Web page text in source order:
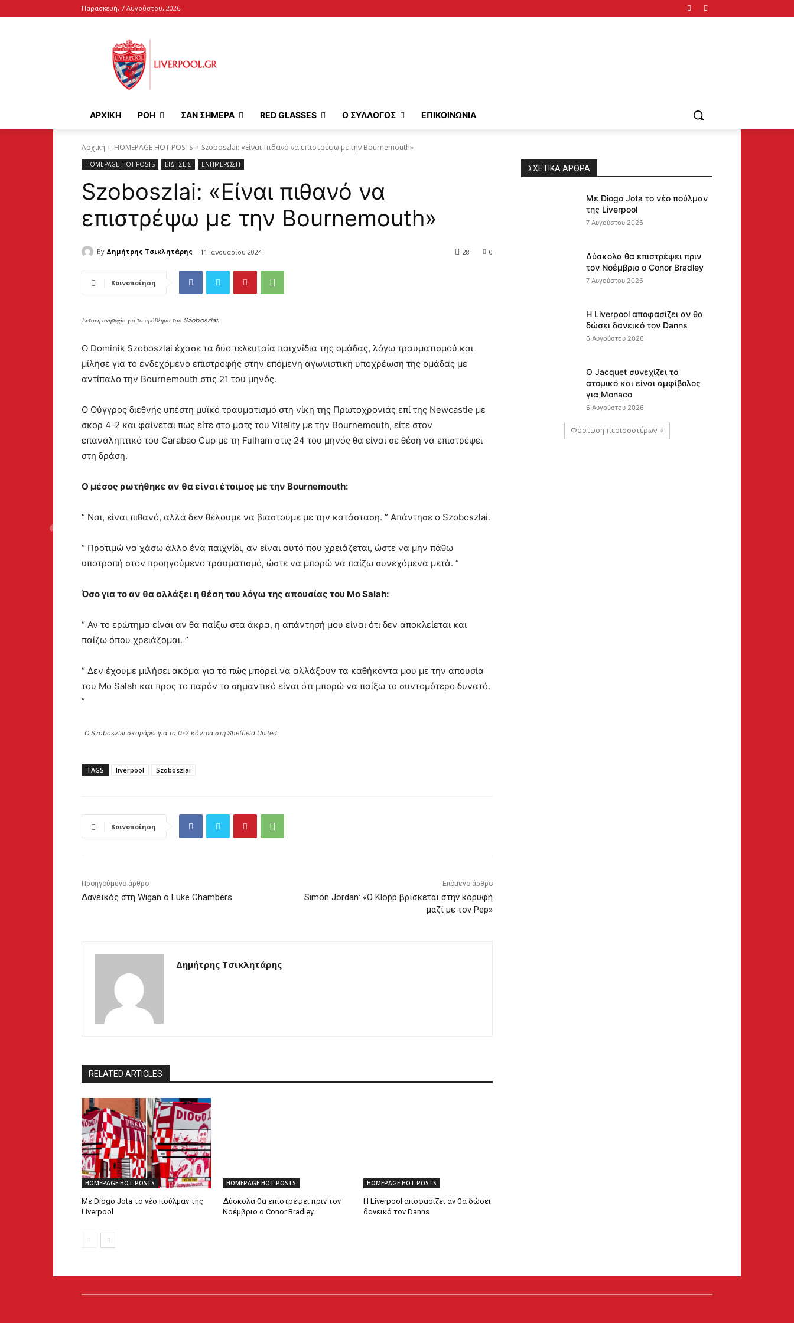
Παρασκευή, 7 Αυγούστου, 2026
ΑΡΧΙΚΉ ΡΟΗ ΣΑΝ ΣΗΜΕΡΑ RED GLASSES Ο ΣΥΛΛΟΓΟΣ ΕΠΙΚΟΙΝΩΝΙΑ
Αρχική HOMEPAGE HOT POSTS Szoboszlai: «Είναι πιθανό να επιστρέψω με την Bournemouth»
HOMEPAGE HOT POSTS ΕΙΔΗΣΕΙΣ ΕΝΗΜΕΡΩΣΗ
Szoboszlai: «Είναι πιθανό να
επιστρέψω με την Bournemouth»
By Δημήτρης Τσικλητάρης 11 Ιανουαρίου 2024 0
28
Κοινοποίηση
Έντονη ανησυχία για το πρόβλημα του Szoboszlai.
Ο Dominik Szoboszlai έχασε τα δύο τελευταία παιχνίδια της ομάδας, λόγω τραυματισμού και
μίλησε για το ενδεχόμενο επιστροφής στην επόμενη αγωνιστική υποχρέωση της ομάδας με
αντίπαλο την Bournemouth στις 21 του μηνός.
Ο Ούγγρος διεθνής υπέστη μυϊκό τραυματισμό στη νίκη της Πρωτοχρονιάς επί της Newcastle με
σκορ 4-2 και φαίνεται πως είτε στο ματς του Vitality με την Bournemouth, είτε στον
επαναληπτικό του Carabao Cup με τη Fulham στις 24 του μηνός θα είναι σε θέση να επιστρέψει
στη δράση.
Ο μέσος ρωτήθηκε αν θα είναι έτοιμος με την Bournemouth:
“ Ναι, είναι πιθανό, αλλά δεν θέλουμε να βιαστούμε με την κατάσταση. ” Απάντησε ο Szoboszlai.
“ Προτιμώ να χάσω άλλο ένα παιχνίδι, αν είναι αυτό που χρειάζεται, ώστε να μην πάθω
υποτροπή στον προηγούμενο τραυματισμό, ώστε να μπορώ να παίζω συνεχόμενα μετά. ”
Όσο για το αν θα αλλάξει η θέση του λόγω της απουσίας του Mo Salah:
“ Αν το ερώτημα είναι αν θα παίξω στα άκρα, η απάντησή μου είναι ότι δεν αποκλείεται και
παίζω όπου χρειάζομαι. ”
“ Δεν έχουμε μιλήσει ακόμα για το πώς μπορεί να αλλάξουν τα καθήκοντα μου με την απουσία
του Mo Salah και προς το παρόν το σημαντικό είναι ότι μπορώ να παίξω το συντομότερο δυνατό.
”
Ο Szoboszlai σκοράρει για το 0-2 κόντρα στη Sheffield United.
TAGS liverpool Szoboszlai
Κοινοποίηση
Προηγούμενο άρθρο
Δανεικός στη Wigan ο Luke Chambers
Επόμενο άρθρο
Simon Jordan: «Ο Klopp βρίσκεται στην κορυφή
μαζί με τον Pep»
Δημήτρης Τσικλητάρης
RELATED ARTICLES
HOMEPAGE HOT POSTS
Με Diogo Jota το νέο πούλμαν της
Liverpool
HOMEPAGE HOT POSTS
Δύσκολα θα επιστρέψει πριν τον
Νοέμβριο ο Conor Bradley
HOMEPAGE HOT POSTS
Η Liverpool αποφασίζει αν θα δώσει
δανεικό τον Danns
ΣΧΕΤΙΚΆ ΆΡΘΡΑ
Με Diogo Jota το νέο πούλμαν
της Liverpool
7 Αυγούστου 2026
Δύσκολα θα επιστρέψει πριν
τον Νοέμβριο ο Conor Bradley
7 Αυγούστου 2026
Η Liverpool αποφασίζει αν θα
δώσει δανεικό τον Danns
6 Αυγούστου 2026
Ο Jacquet συνεχίζει το
ατομικό και είναι αμφίβολος
για Monaco
6 Αυγούστου 2026
Φόρτωση περισσοτέρων